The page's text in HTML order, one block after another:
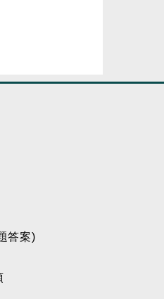
答案)